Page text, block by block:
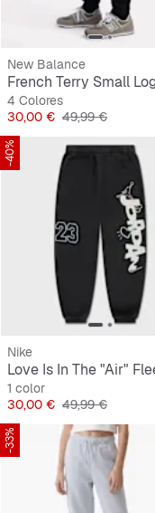
New Balance
4 Colores
Precio
30,00 € Precio original
49,99 €
-40%
Nike
1 color
Precio
30,00 € Precio original
49,99 €
-33%